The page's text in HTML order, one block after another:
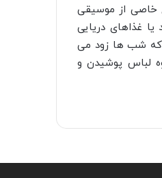
خاصی از موسیقی
غذاهای دریایی
که شب ها زود می
لباس پوشیدن و